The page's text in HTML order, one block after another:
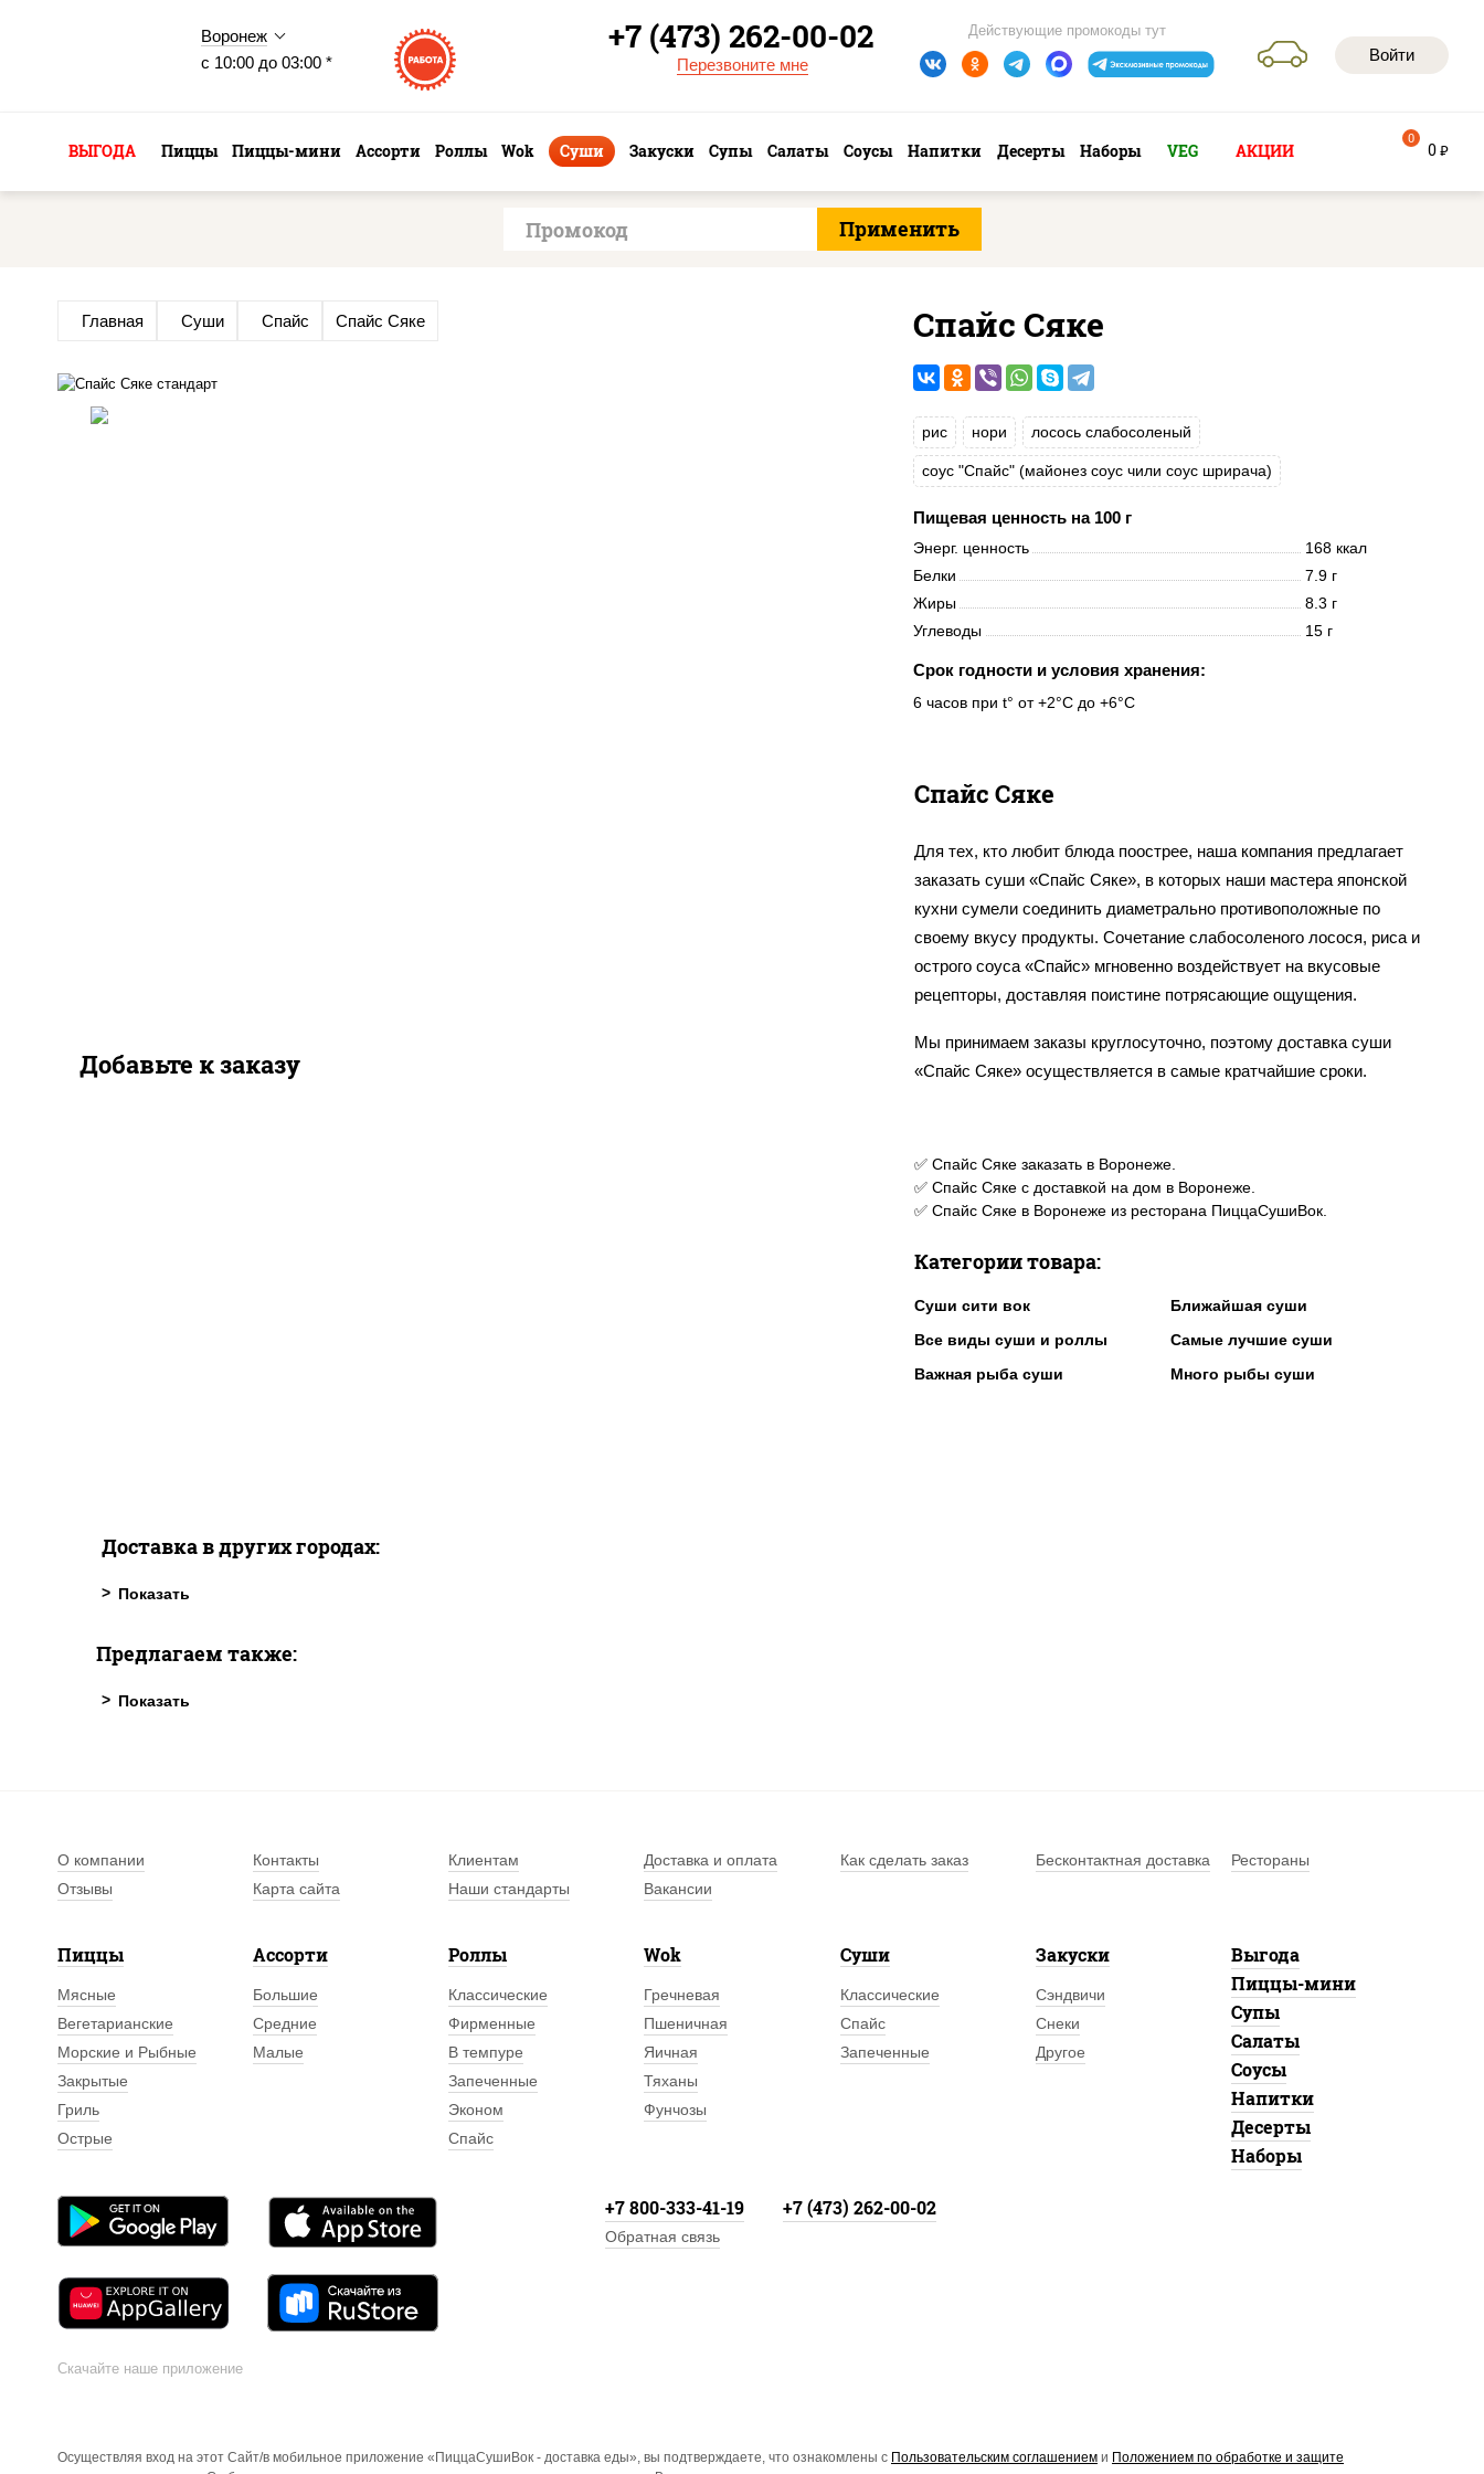
Воронеж
с 10:00 до 03:00 *
Войти
Действующие промокоды тут
+7 (473) 262-00-02
Перезвоните мне
ВЫГОДА Пиццы Пиццы-мини Ассорти Роллы Wok Суши Закуски Супы Салаты Соусы Напитки Десерты Наборы VEG АКЦИИ 0 руб
0
Главная Суши Спайс Спайс Сяке Спайс Сяке
рис нори лосось слабосоленый
соус "Спайс" (майонез соус чили соус шрирача)
Пищевая ценность на 100 г
Энерг. ценность
168 ккал
Белки
7.9 г
Жиры
8.3 г
Углеводы
15 г
Срок годности и условия хранения:
6 часов при t° от +2°C до +6°C
Спайс Сяке
Для тех, кто любит блюда поострее, наша компания предлагает
заказать суши «Спайс Сяке», в которых наши мастера японской
кухни сумели соединить диаметрально противоположные по
своему вкусу продукты. Сочетание слабосоленого лосося, риса и
острого соуса «Спайс» мгновенно воздействует на вкусовые
рецепторы, доставляя поистине потрясающие ощущения.
Мы принимаем заказы круглосуточно, поэтому доставка суши
«Спайс Сяке» осуществляется в самые кратчайшие сроки.
✅ Спайс Сяке заказать в Воронеже.
✅ Спайс Сяке с доставкой на дом в Воронеже.
✅ Спайс Сяке в Воронеже из ресторана ПиццаСушиВок.
Категории товара:
Суши сити вок
Ближайшая суши
Все виды суши и роллы
Самые лучшие суши
Важная рыба суши
Много рыбы суши
Добавьте к заказу
Доставка в других городах:
Предлагаем также:
О компании Контакты Клиентам Доставка и оплата Как сделать заказ Бесконтактная доставка
Рестораны
Отзывы
Карта сайта Наши стандарты Вакансии
Пиццы
Мясные
Вегетарианские
Морские и Рыбные
Закрытые
Гриль
Острые
Ассорти
Большие
Средние
Малые
Роллы
Классические
Фирменные
В темпуре
Запеченные
Эконом
Спайс
Wok
Гречневая
Пшеничная
Яичная
Тяханы
Фунчозы
Суши
Классические
Спайс
Запеченные
Закуски
Сэндвичи
Снеки
Другое
Выгода
Пиццы-мини
Супы
Салаты
Соусы
Напитки
Десерты
Наборы
Скачайте наше приложение
+7 800-333-41-19 +7 (473) 262-00-02
Обратная связь
Осуществляя вход на этот Сайт/в мобильное приложение «ПиццаСушиВок - доставка еды», вы подтверждаете, что ознакомлены с Пользовательским соглашением и Положением по обработке и защите